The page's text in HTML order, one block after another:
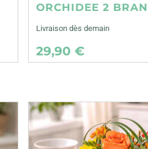
ORCHIDEE 2
Livraison dès demain
29,90 €